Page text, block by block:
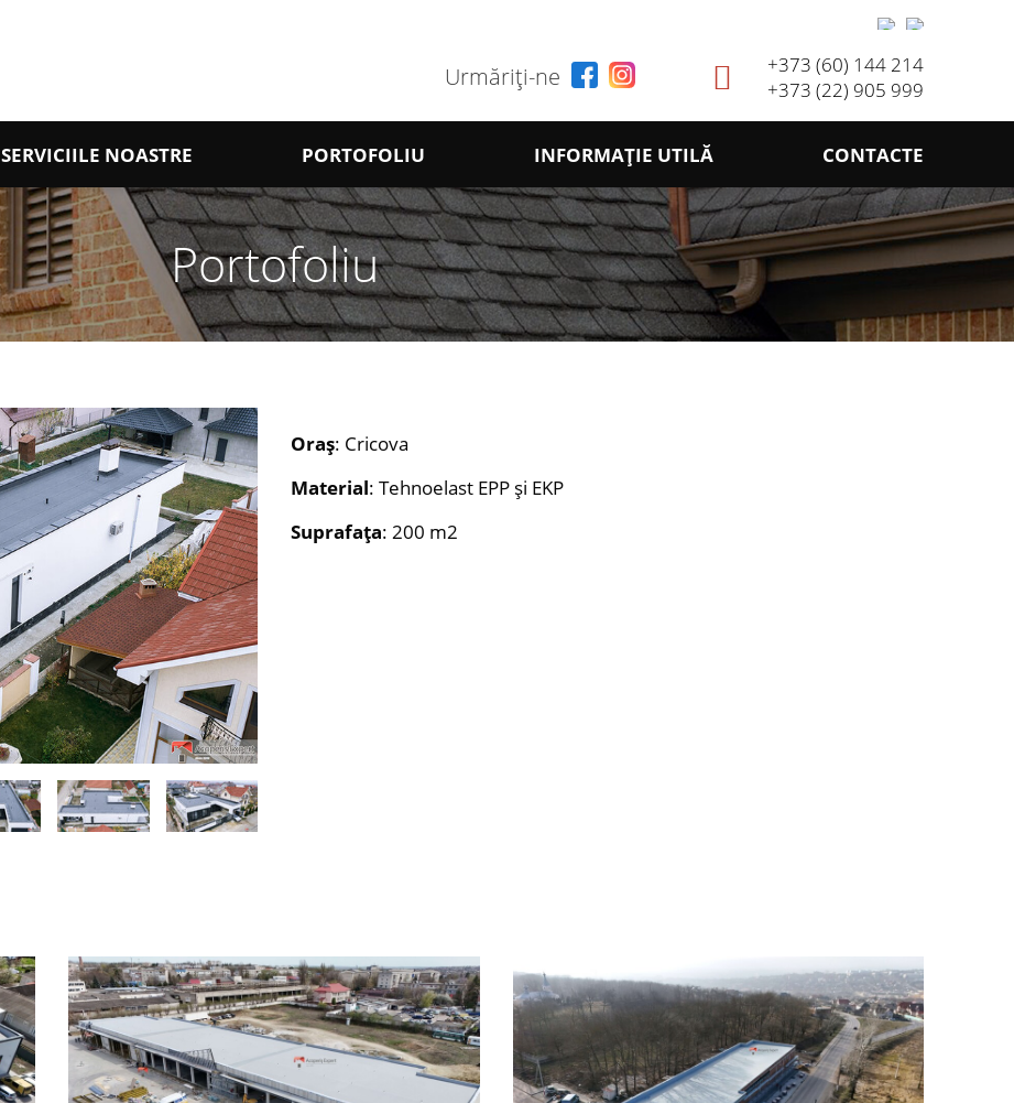
Urmăriți-ne
+373 (60) 144 214
+373 (22) 905 999
SERVICIILE NOASTRE PORTOFOLIU INFORMAȚIE UTILĂ CONTACTE
Portofoliu
Oraș: Cricova
Material: Tehnoelast EPP și EKP
Suprafața: 200 m2